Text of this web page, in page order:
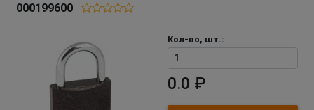
000199600
Кол-во, шт.:
0.0 ₽